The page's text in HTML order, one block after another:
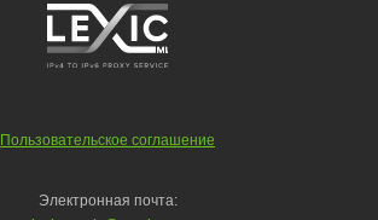
Пользовательское соглашение
Электронная почта: